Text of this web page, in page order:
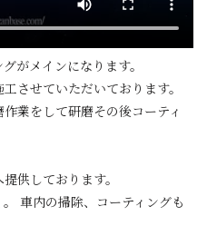
がメインになります。
させていただいております。
業をして研磨その後コーティ
供しております。
車内の掃除、コーティングも